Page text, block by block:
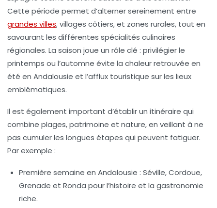
Cette période permet d’alterner sereinement entre
grandes villes, villages côtiers, et zones rurales, tout en
savourant les différentes spécialités culinaires
régionales. La saison joue un rôle clé : privilégier le
printemps ou l’automne évite la chaleur retrouvée en
été en Andalousie et l’afflux touristique sur les lieux
emblématiques.
Il est également important d’établir un itinéraire qui
combine plages, patrimoine et nature, en veillant à ne
pas cumuler les longues étapes qui peuvent fatiguer.
Par exemple :
Première semaine en Andalousie : Séville, Cordoue,
Grenade et Ronda pour l’histoire et la gastronomie
riche.